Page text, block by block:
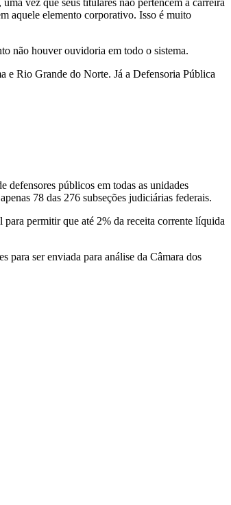
aquele elemento corporativo. Isso é muito
não houver ouvidoria em todo o sistema.
e Rio Grande do Norte. Já a Defensoria Pública
defensores públicos em todas as unidades
78 das 276 subseções judiciárias federais.
permitir que até 2% da receita corrente líquida
para ser enviada para análise da Câmara dos